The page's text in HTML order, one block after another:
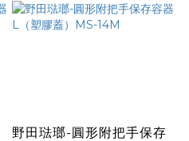
野田琺瑯-圓形附把手保存